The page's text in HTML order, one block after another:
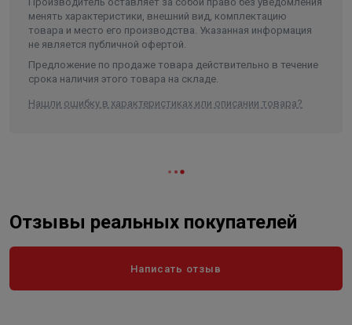
Ширина 75
0.005625
менять характеристики, внешний вид, комплектацию
товара и место его производства. Указанная информация
не является публичной офертой.
Предложение по продаже товара действительно в течение
срока наличия этого товара на складе.
Нашли ошибку в характеристиках или описании товара?
Отзывы реальных покупателей
Написать отзыв